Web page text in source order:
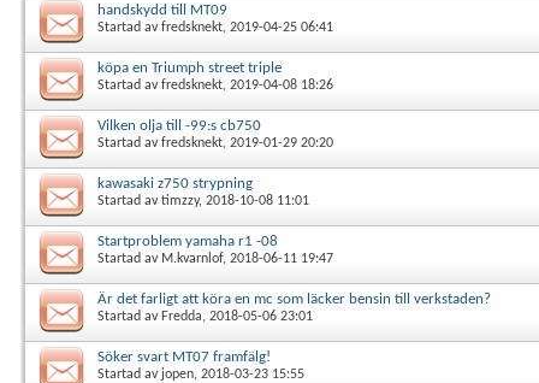
handskydd till MT09
Startad avfredsknekt, 2019-04-25 06:41
köpa en Triumph street triple
Startad avfredsknekt, 2019-04-08 18:26
Vilken olja till -99:s cb750
Startad avfredsknekt, 2019-01-29 20:20
kawasaki z750 strypning
Startad avtimzzy, 2018-10-08 11:01
Startproblem yamaha r1 -08
Startad av M.kvarnlof, 2018-06-11 19:47
Är det farligt att köra en mc som läcker bensin till verkstaden?
Startad av Fredda, 2018-05-06 23:01
Söker svart MT07 framfälg!
Startad av jopen, 2018-03-23 15:55